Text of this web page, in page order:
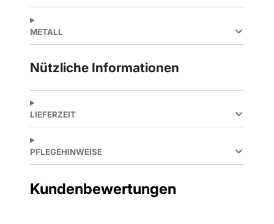
METALL
Nützliche Informationen
LIEFERZEIT
PFLEGEHINWEISE
Kundenbewertungen